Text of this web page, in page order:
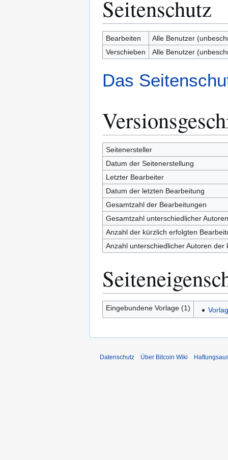
Seitenschutz
Bearbeiten
Alle Benutzer
Verschieben
Alle Benutzer
Das
Seitenersteller
Datum der Seitenerstellung
Letzter Bearbeiter
Datum der letzten Bearbeitung
Gesamtzahl der Bearbeitungen
Gesamtzahl unterschiedlicher Autoren
Anzahl der kürzlich erfolgten
Anzahl unterschiedlicher Autoren
Eingebundene Vorlage (1)
Datenschutz Über Bitcoin Wiki